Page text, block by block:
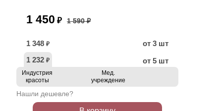
1 450 ₽ 1 590 ₽
1 348 ₽
от 3 шт
1 232 ₽ от 5 шт
Индустрия
красоты
Мед.
учреждение
Нашли дешевле?